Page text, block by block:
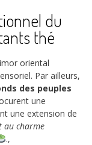
du
thé
oriental
Par ailleurs,
des peuples
une
une extension de
au charme
.,